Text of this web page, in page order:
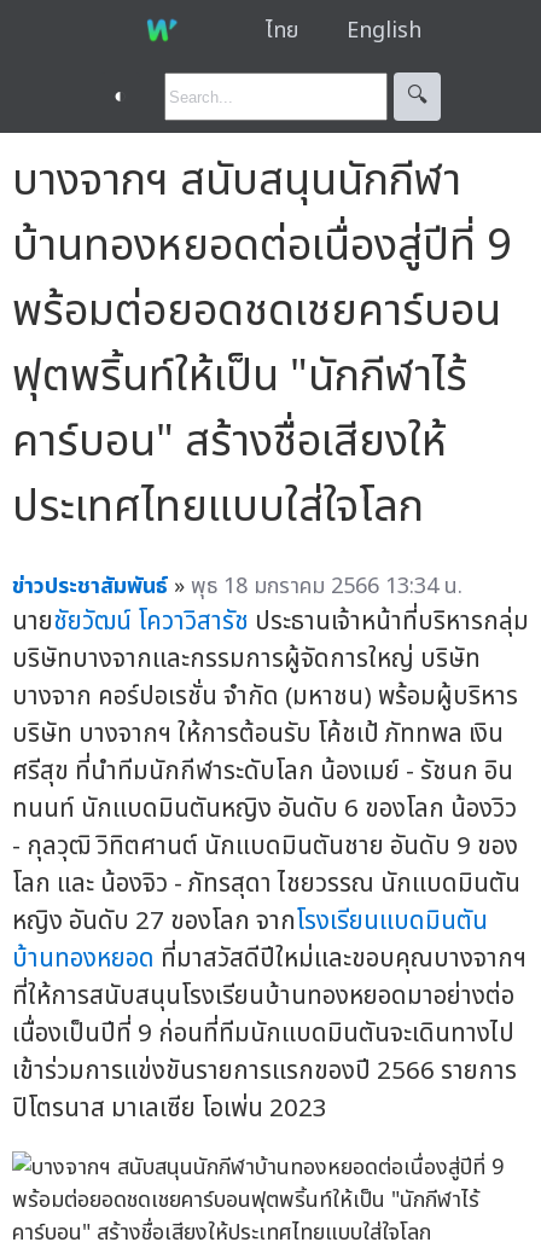
ไทย English
◐ 🔍︎
บางจากฯ สนับสนุนนักกีฬา
บ้านทองหยอดต่อเนื่องสู่ปีที่ 9
พร้อมต่อยอดชดเชยคาร์บอน
ฟุตพริ้นท์ให้เป็น "นักกีฬาไร้
คาร์บอน" สร้างชื่อเสียงให้
ประเทศไทยแบบใส่ใจโลก
ข่าวประชาสัมพันธ์ »พุธ 18 มกราคม 2566 13:34 น.
นายชัยวัฒน์ โควาวิสารัช ประธานเจ้าหน้าที่บริหารกลุ่ม
บริษัทบางจากและกรรมการผู้จัดการใหญ่ บริษัท
บางจาก คอร์ปอเรชั่น จำกัด (มหาชน) พร้อมผู้บริหาร
บริษัท บางจากฯ ให้การต้อนรับ โค้ชเป้ ภัททพล เงิน
ศรีสุข ที่นำทีมนักกีฬาระดับโลก น้องเมย์ - รัชนก อิน
ทนนท์ นักแบดมินตันหญิง อันดับ 6 ของโลก น้องวิว
- กุลวุฒิ วิทิตศานต์ นักแบดมินตันชาย อันดับ 9 ของ
โลก และ น้องจิว - ภัทรสุดา ไชยวรรณ นักแบดมินตัน
หญิง อันดับ 27 ของโลก จากโรงเรียนแบดมินตัน
บ้านทองหยอด ที่มาสวัสดีปีใหม่และขอบคุณบางจากฯ
ที่ให้การสนับสนุนโรงเรียนบ้านทองหยอดมาอย่างต่อ
เนื่องเป็นปีที่ 9 ก่อนที่ทีมนักแบดมินตันจะเดินทางไป
เข้าร่วมการแข่งขันรายการแรกของปี 2566 รายการ
ปิโตรนาส มาเลเซีย โอเพ่น 2023